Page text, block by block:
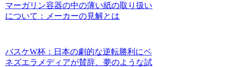
マーガリン容器の中の薄い紙の取り扱い
について：メーカーの見解とは
バスケW杯：日本の劇的な逆転勝利にベ
ネズエラメディアが賛辞、夢のような試